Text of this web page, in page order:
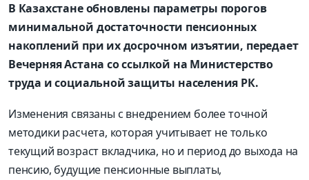
В Казахстане обновлены параметры порогов
минимальной достаточности пенсионных
накоплений при их досрочном изъятии, передает
Вечерняя Астана со ссылкой на Министерство
труда и социальной защиты населения РК.
Изменения связаны с внедрением более точной
методики расчета, которая учитывает не только
текущий возраст вкладчика, но и период до выхода на
пенсию, будущие пенсионные выплаты,